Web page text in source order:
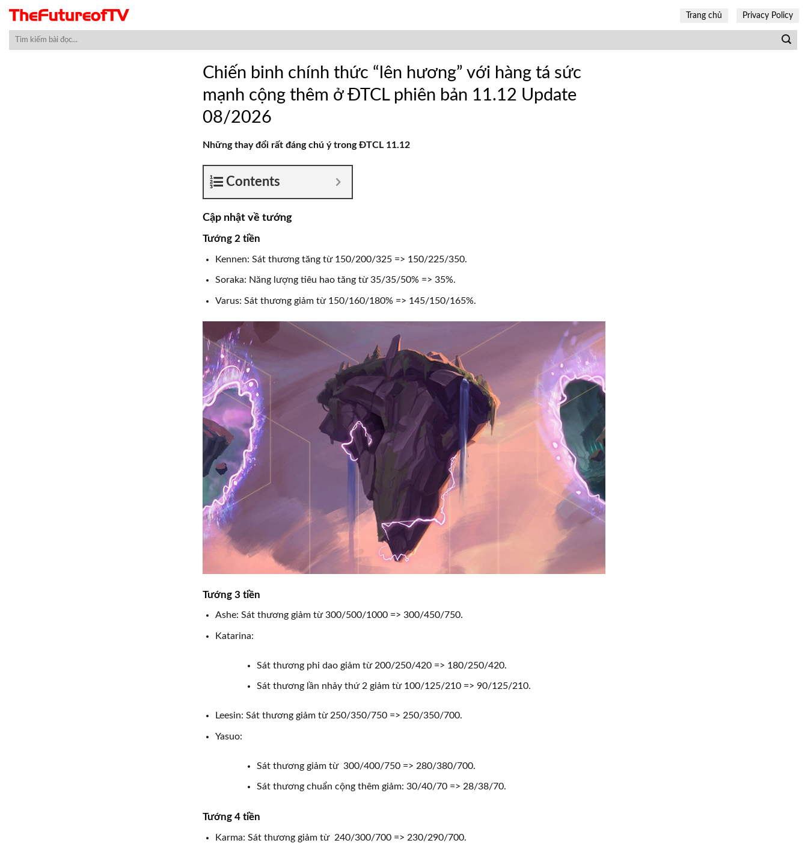
Skip
content
Trang chủ Privacy Policy
Chiến binh chính thức “lên hương” với hàng tá sức
mạnh cộng thêm ở ĐTCL phiên bản 11.12 Update
08/2026
Những thay đổi rất đáng chú ý trong ĐTCL 11.12
Contents
Cập nhật về tướng
Tướng 2 tiền
Kennen: Sát thương tăng từ 150/200/325 => 150/225/350.
Soraka: Năng lượng tiêu hao tăng từ 35/35/50% => 35%.
Varus: Sát thương giảm từ 150/160/180% => 145/150/165%.
Tướng 3 tiền
Ashe: Sát thương giảm từ 300/500/1000 => 300/450/750.
Katarina:
Sát thương phi dao giảm từ 200/250/420 => 180/250/420.
Sát thương lần nhảy thứ 2 giảm từ 100/125/210 => 90/125/210.
Leesin: Sát thương giảm từ 250/350/750 => 250/350/700.
Yasuo:
Sát thương giảm từ 300/400/750 => 280/380/700.
Sát thương chuẩn cộng thêm giảm: 30/40/70 => 28/38/70.
Tướng 4 tiền
Karma: Sát thương giảm từ 240/300/700 => 230/290/700.